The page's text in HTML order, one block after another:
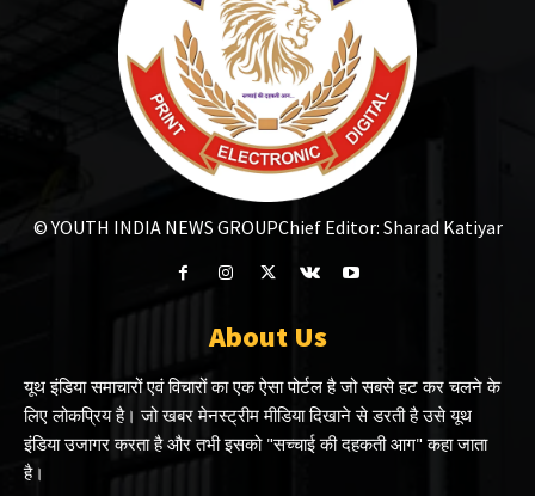
© YOUTH INDIA NEWS GROUPChief Editor: Sharad Katiyar
About Us
यूथ इंडिया समाचारों एवं विचारों का एक ऐसा पोर्टल है जो सबसे हट कर चलने के
लिए लोकप्रिय है। जो खबर मेनस्ट्रीम मीडिया दिखाने से डरती है उसे यूथ
इंडिया उजागर करता है और तभी इसको "सच्चाई की दहकती आग" कहा जाता
है।